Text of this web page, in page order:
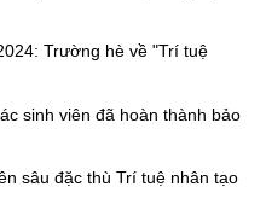
Trường hè về "Trí tuệ
sinh viên đã hoàn thành bảo
sâu đặc thù Trí tuệ nhân tạo